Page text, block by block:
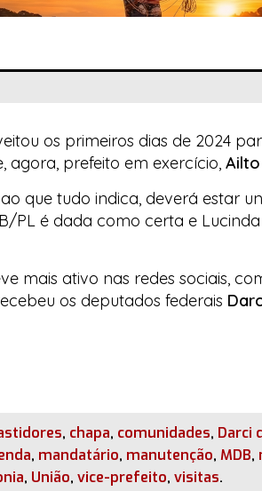
os primeiros dias de 2024
agora, prefeito em exercício,
que tudo indica, deverá estar
PL é dada como certa e
mais ativo nas redes sociais,
os deputados federais
, chapa, comunidades, Darci
, mandatário, manutenção, MDB,
, União, vice-prefeito, visitas.